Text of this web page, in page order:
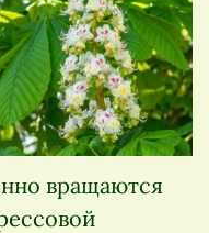
вращаются